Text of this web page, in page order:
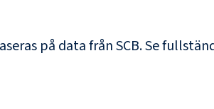
på data från SCB.Se